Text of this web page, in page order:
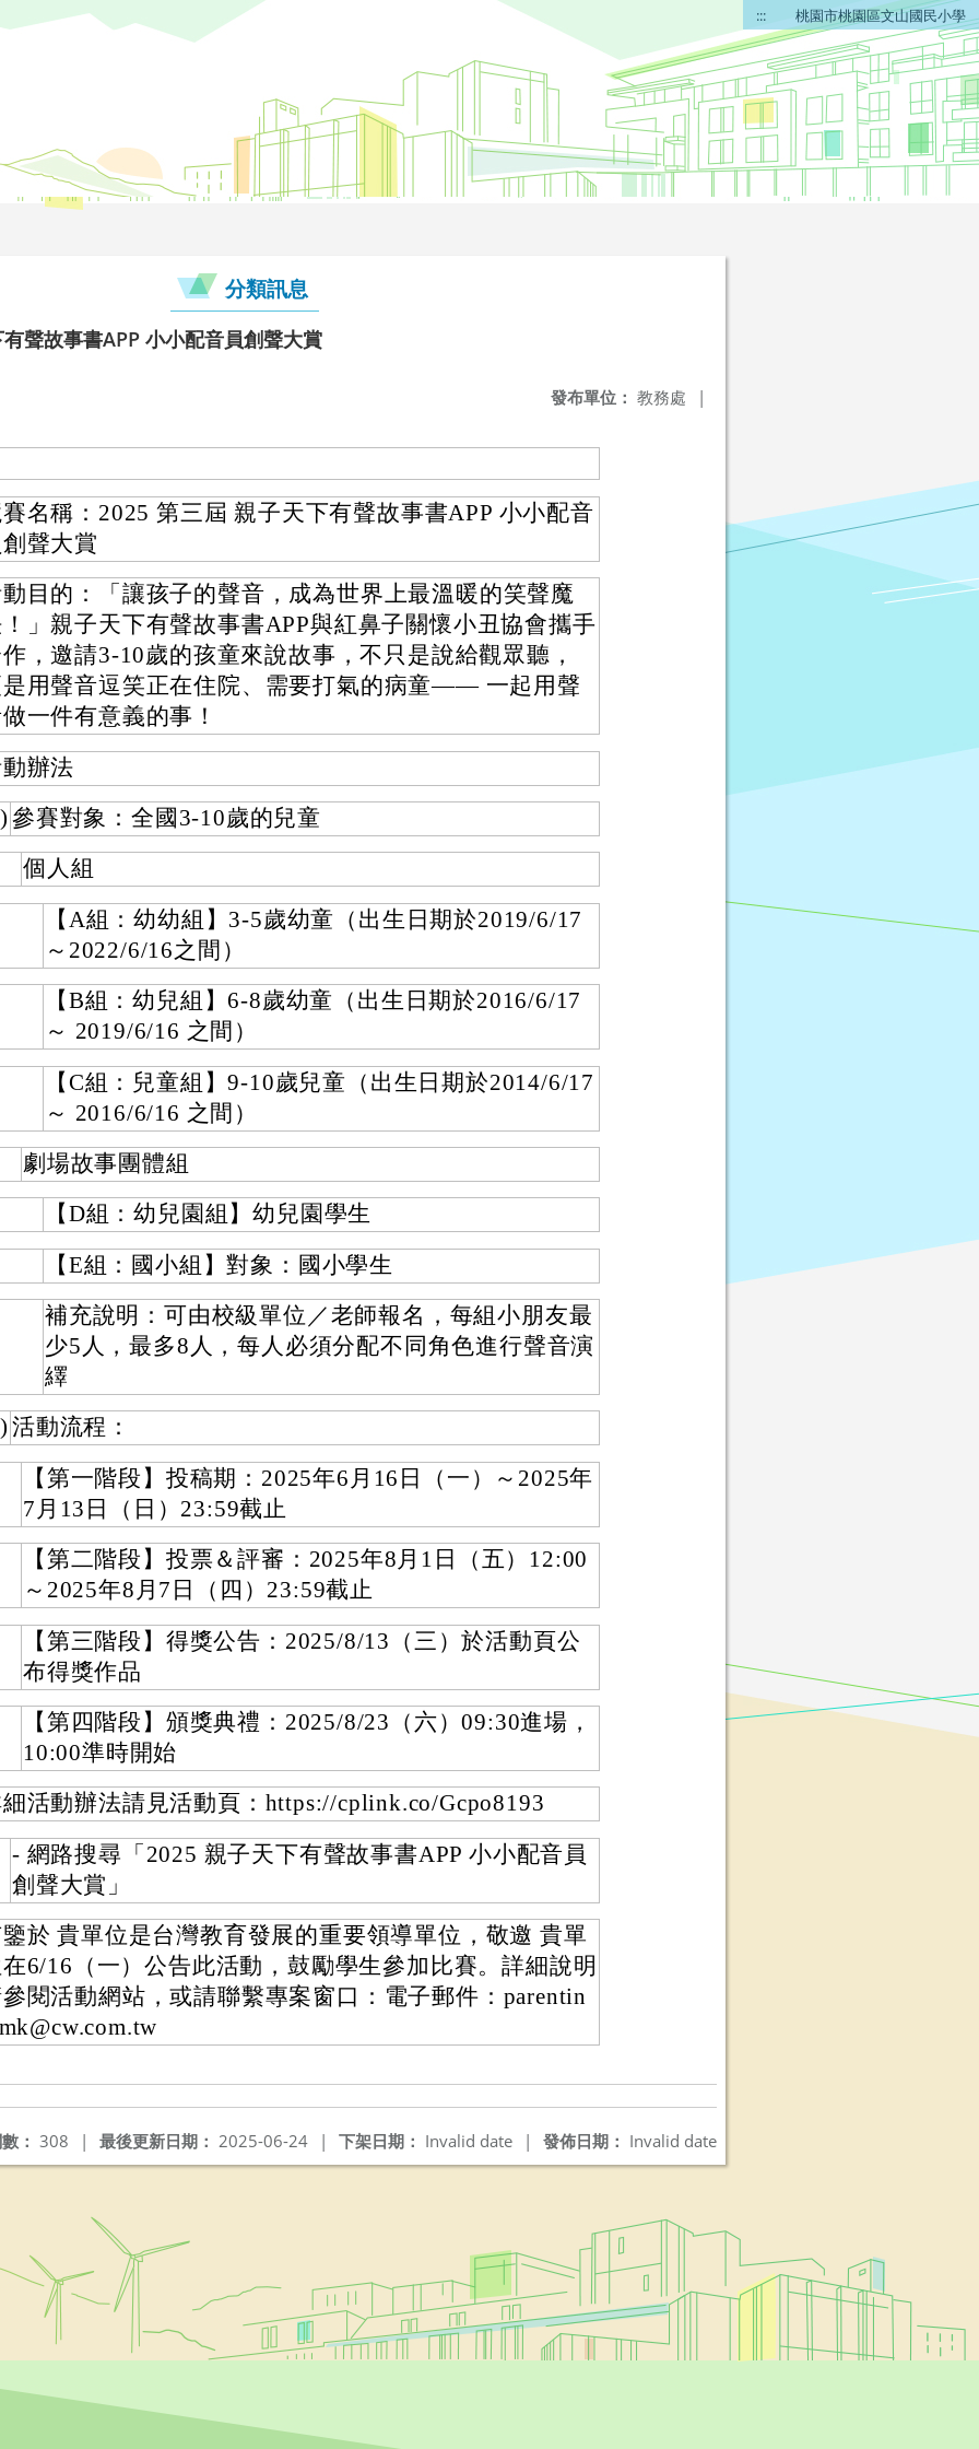
::: 桃園市桃園區文山國民小學
分類訊息
聲故事書APP 小小配音員創聲大賞
發布單位： 教務處 |
名稱：2025 第三屆 親子天下有聲故事書APP 小小配音
聲大賞
目的：「讓孩子的聲音，成為世界上最溫暖的笑聲魔
」親子天下有聲故事書APP與紅鼻子關懷小丑協會攜手
，邀請3-10歲的孩童來說故事，不只是說給觀眾聽，
用聲音逗笑正在住院、需要打氣的病童—— 一起用聲
一件有意義的事！
辦法
參賽對象：全國3-10歲的兒童
個人組
【A組：幼幼組】3-5歲幼童（出生日期於2019/6/17
～2022/6/16之間）
【B組：幼兒組】6-8歲幼童（出生日期於2016/6/17
～ 2019/6/16 之間）
【C組：兒童組】9-10歲兒童（出生日期於2014/6/17
～ 2016/6/16 之間）
劇場故事團體組
【D組：幼兒園組】幼兒園學生
【E組：國小組】對象：國小學生
補充說明：可由校級單位／老師報名，每組小朋友最
少5人，最多8人，每人必須分配不同角色進行聲音演
繹
活動流程：
【第一階段】投稿期：2025年6月16日（一）～2025年
7月13日（日）23:59截止
【第二階段】投票＆評審：2025年8月1日（五）12:00
～2025年8月7日（四）23:59截止
【第三階段】得獎公告：2025/8/13（三）於活動頁公
布得獎作品
【第四階段】頒獎典禮：2025/8/23（六）09:30進場，
10:00準時開始
活動辦法請見活動頁：https://cplink.co/Gcpo8193
- 網路搜尋「2025 親子天下有聲故事書APP 小小配音員
創聲大賞」
於 貴單位是台灣教育發展的重要領導單位，敬邀 貴單
6/16（一）公告此活動，鼓勵學生參加比賽。詳細說明
閱活動網站，或請聯繫專案窗口：電子郵件：parentin
發佈日期： Invalid date
下架日期： Invalid date |
最後更新日期： 2025-06-24 |
： 308 |